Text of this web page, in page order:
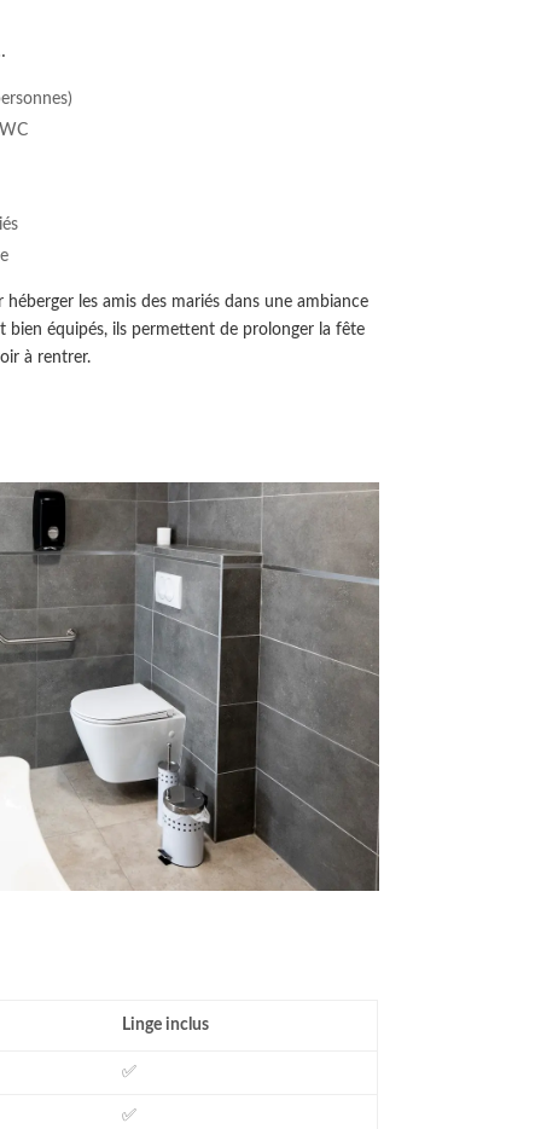
les amis des mariés dans une ambiance
bien équipés, ils permettent de prolonger la fête
à rentrer.
Linge inclus
✅
✅